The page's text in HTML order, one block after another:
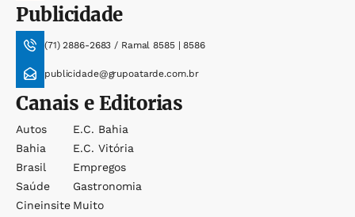
Publicidade
(71) 2886-2683 / Ramal 8585 | 8586
publicidade@grupoatarde.com.br
Canais e Editorias
Autos
Bahia
Brasil
Saúde
Cineinsite
E.c. Bahia
E.c. Vitória
Empregos
Gastronomia
Muito